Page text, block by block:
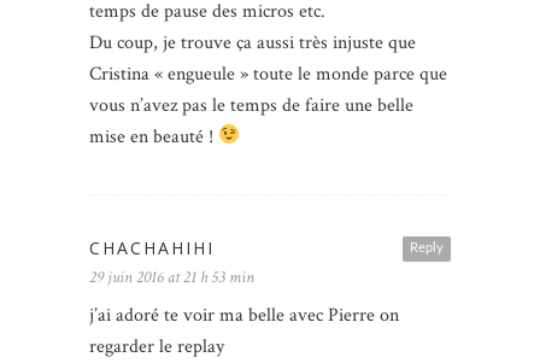
temps de pause des micros etc.
Du coup, je trouve ça aussi très injuste que
Cristina « engueule » toute le monde parce que
vous n’avez pas le temps de faire une belle
mise en beauté !
Reply
CHACHAHIHI
29 juin 2016 at 21 h 53 min
j’ai adoré te voir ma belle avec Pierre on
regarder le replay